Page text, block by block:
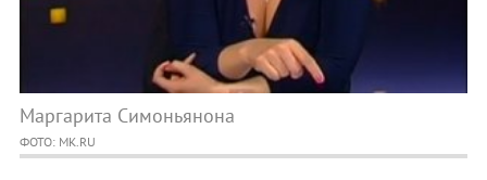
Маргарита Симоньянона
ФОТО: MK.RU